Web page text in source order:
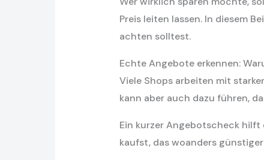
Preis leiten lassen. In diesem
achten solltest.
Echte Angebote erkennen:
Viele Shops arbeiten mit
kann aber auch dazu führen,
Ein kurzer Angebotscheck hilft
kaufst, das woanders